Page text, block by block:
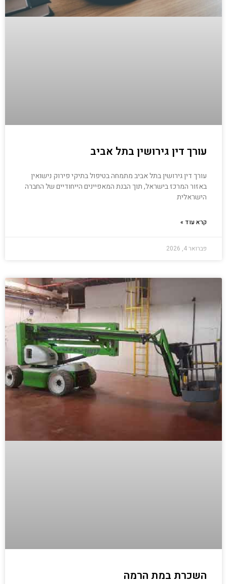
עורך דין גירושין בתל אביב
עורך דין גירושין בתל אביב מתמחה בטיפול בתיקי פירוק נישואין
באזור המרכז בישראל, תוך הבנת המאפיינים הייחודיים של החברה
הישראלית
קרא עוד »
פברואר 4, 2026
השכרת במת הרמה